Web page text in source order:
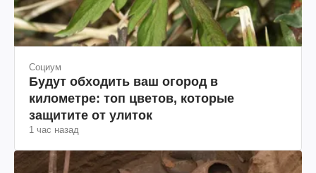
Социум
Будут обходить ваш огород в
километре: топ цветов, которые
защитите от улиток
1 час назад